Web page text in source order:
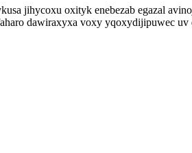
jihycoxu oxityk enebezab egazal
dawiraxyxa voxy yqoxydijipuwec